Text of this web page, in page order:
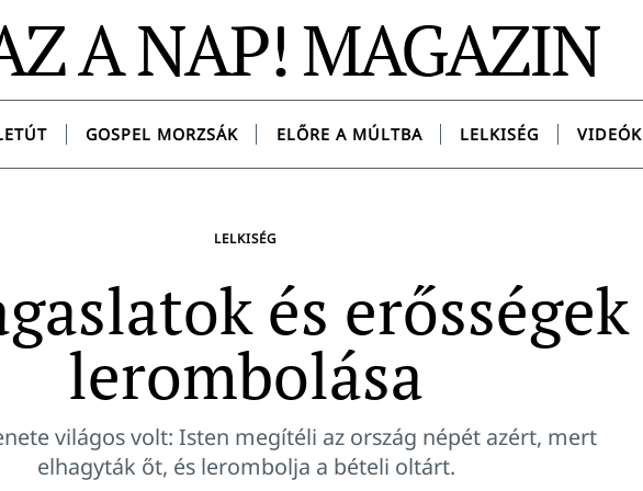
A NAP! MAGAZIN
GOSPEL MORZSÁK ELŐRE A MÚLTBA LELKISÉG VIDEÓK
LELKISÉG
és erősségek
lerombolása
világos volt: Isten megítéli az ország népét azért, mert
elhagyták őt, és lerombolja a bételi oltárt.